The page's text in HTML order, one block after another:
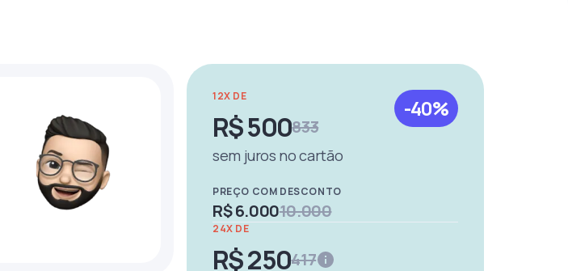
12X DE
R$ 500833
sem juros no cartão
PREÇO COM DESCONTO
R$ 6.00010.000
-40%
24X DE
R$ 250417